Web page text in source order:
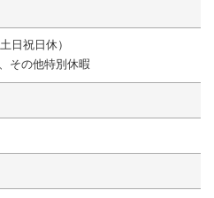
日祝日休）
その他特別休暇